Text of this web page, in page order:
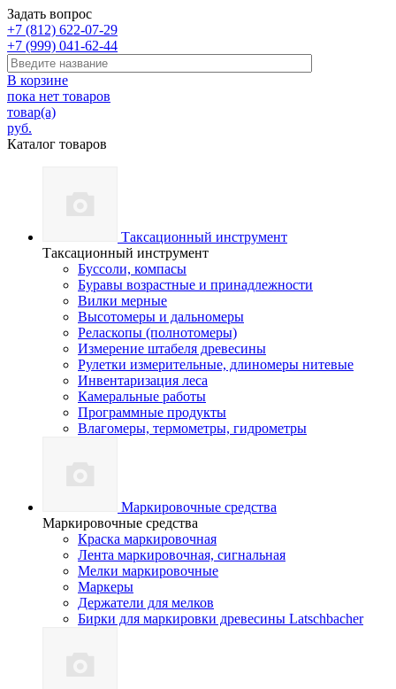
Задать вопрос
+7 (812) 622-07-29
+7 (999) 041-62-44
В корзине
пока нет товаров
товар(а)
руб.
Каталог товаров
Таксационный инструмент
Таксационный инструмент
Буссоли, компасы
Буравы возрастные и принадлежности
Вилки мерные
Высотомеры и дальномеры
Реласкопы (полнотомеры)
Измерение штабеля древесины
Рулетки измерительные, длиномеры нитевые
Инвентаризация леса
Камеральные работы
Программные продукты
Влагомеры, термометры, гидрометры
Маркировочные средства
Маркировочные средства
Краска маркировочная
Лента маркировочная, сигнальная
Мелки маркировочные
Маркеры
Держатели для мелков
Бирки для маркировки древесины Latschbacher